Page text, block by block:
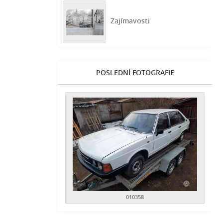
Zajímavosti
POSLEDNÍ FOTOGRAFIE
010358